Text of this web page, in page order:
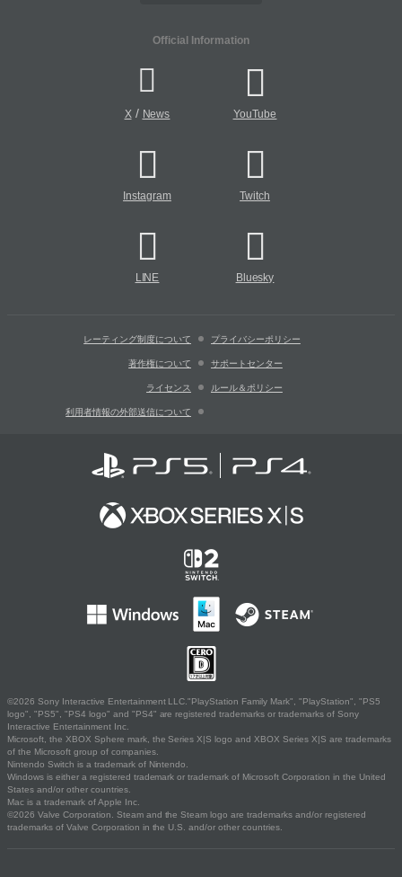
Official Information
X/ News YouTube
Instagram Twitch
LINE Bluesky
レーティング制度について プライバシーポリシー
著作権について サポートセンター
ライセンス ルール＆ポリシー
利用者情報の外部送信について
©2026 Sony Interactive Entertainment LLC."PlayStation Family Mark", "PlayStation", "PS5
logo", "PS5", "PS4 logo" and "PS4" are registered trademarks or trademarks of Sony
Interactive Entertainment Inc.
Microsoft, the XBOX Sphere mark, the Series X|S logo and XBOX Series X|S are trademarks
of the Microsoft group of companies.
Nintendo Switch is a trademark of Nintendo.
Windows is either a registered trademark or trademark of Microsoft Corporation in the United
States and/or other countries.
Mac is a trademark of Apple Inc.
©2026 Valve Corporation. Steam and the Steam logo are trademarks and/or registered
trademarks of Valve Corporation in the U.S. and/or other countries.